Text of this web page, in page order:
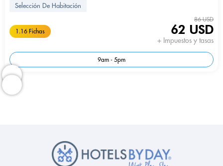
Selección De Habitación
1.16 Fichas
86 USD
62 USD
+ Impuestos y tasas
9am - 5pm